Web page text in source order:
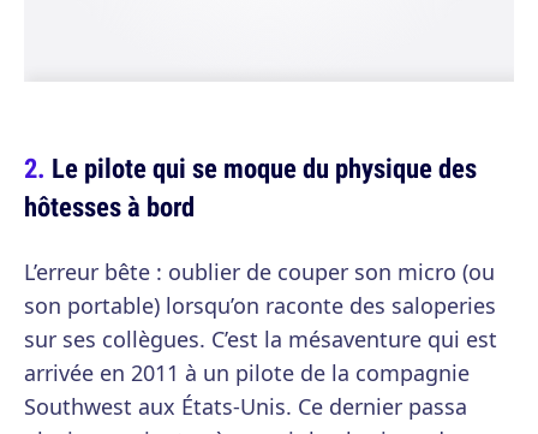
Le pilote qui se moque du physique des
hôtesses à bord
L’erreur bête : oublier de couper son micro (ou
son portable) lorsqu’on raconte des saloperies
sur ses collègues. C’est la mésaventure qui est
arrivée en 2011 à un pilote de la compagnie
Southwest aux États-Unis. Ce dernier passa